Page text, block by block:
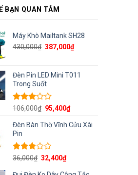
BẠN QUAN TÂM
Máy Khò Mailtank SH28
430,000₫ Giá
430,000₫.
387,000₫Giá
là:
Đèn Pin LED Mini T011
Trong Suốt
Được
hạng
3.00
106,000₫ Giá
là:
95,400₫Giá
tại
Đèn Bàn Thờ Vĩnh Cửu Xài
Pin
Được
hạng
36,000₫ Giá
32,400₫Giá